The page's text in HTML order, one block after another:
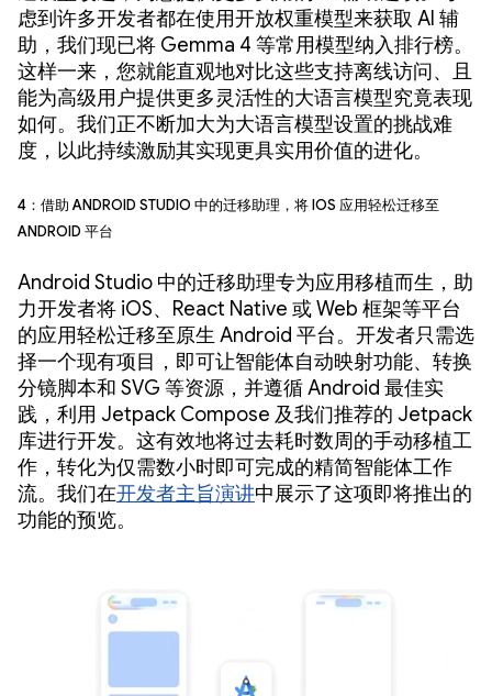
虑到许多开发者都在使用开放权重模型来获取 AI 辅
助，我们现已将 Gemma 4 等常用模型纳入排行榜。
这样一来，您就能直观地对比这些支持离线访问、且
能为高级用户提供更多灵活性的大语言模型究竟表现
如何。我们正不断加大为大语言模型设置的挑战难
度，以此持续激励其实现更具实用价值的进化。
4：借助 Android Studio 中的迁移助理，将 iOS 应用轻松迁移至
Android 平台
Android Studio 中的迁移助理专为应用移植而生，助
力开发者将 iOS、React Native 或 Web 框架等平台
的应用轻松迁移至原生 Android 平台。开发者只需选
择一个现有项目，即可让智能体自动映射功能、转换
分镜脚本和 SVG 等资源，并遵循 Android 最佳实
践，利用 Jetpack Compose 及我们推荐的 Jetpack
库进行开发。这有效地将过去耗时数周的手动移植工
作，转化为仅需数小时即可完成的精简智能体工作
流。我们在开发者主旨演讲中展示了这项即将推出的
功能的预览。